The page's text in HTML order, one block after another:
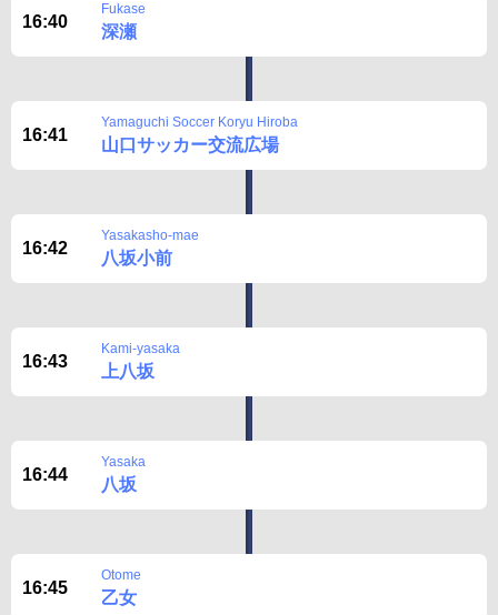
16:40
Fukase
深瀬
16:41
Yamaguchi Soccer Koryu Hiroba
山口サッカー交流広場
16:42
Yasakasho-mae
八坂小前
16:43
Kami-yasaka
上八坂
16:44
Yasaka
八坂
16:45
Otome
乙女